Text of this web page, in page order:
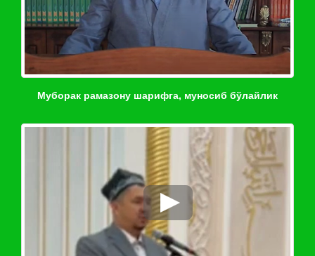
Муборак рамазону шарифга, муносиб бўлайлик